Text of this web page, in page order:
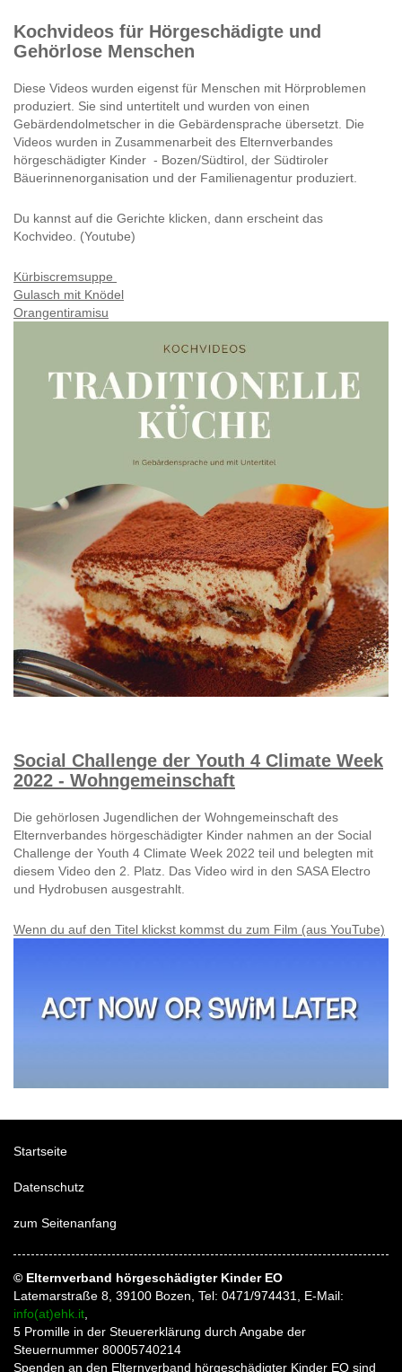
Kochvideos für Hörgeschädigte und
Gehörlose Menschen
Diese Videos wurden eigenst für Menschen mit Hörproblemen
produziert. Sie sind untertitelt und wurden von einen
Gebärdendolmetscher in die Gebärdensprache übersetzt. Die
Videos wurden in Zusammenarbeit des Elternverbandes
hörgeschädigter Kinder - Bozen/Südtirol, der Südtiroler
Bäuerinnenorganisation und der Familienagentur produziert.
Du kannst auf die Gerichte klicken, dann erscheint das
Kochvideo. (Youtube)
Kürbiscremsuppe
Gulasch mit Knödel
Orangentiramisu
Social Challenge der Youth 4 Climate Week
2022 - Wohngemeinschaft
Die gehörlosen Jugendlichen der Wohngemeinschaft des
Elternverbandes hörgeschädigter Kinder nahmen an der Social
Challenge der Youth 4 Climate Week 2022 teil und belegten mit
diesem Video den 2. Platz. Das Video wird in den SASA Electro
und Hydrobusen ausgestrahlt.
Wenn du auf den Titel klickst kommst du zum Film (aus YouTube)
Startseite
Datenschutz
zum Seitenanfang
© Elternverband hörgeschädigter Kinder EO
Latemarstraße 8, 39100 Bozen, Tel: 0471/974431, E-Mail:
info(at)ehk.it
5 Promille in der Steuererklärung durch Angabe der
Steuernummer 80005740214
Spenden an den Elternverband hörgeschädigter Kinder EO sind